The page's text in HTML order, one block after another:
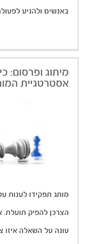
באנשים ולהניע
מיתוג ופרסום:
אסטרטגיית
מותג תפקידו לענות
הצרכן להפיק תועלת.
עונה על השאלה איזו